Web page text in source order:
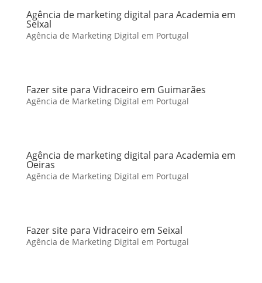
Agência de marketing digital para Academia em
Seixal
Agência de Marketing Digital em Portugal
Fazer site para Vidraceiro em Guimarães
Agência de Marketing Digital em Portugal
Agência de marketing digital para Academia em
Oeiras
Agência de Marketing Digital em Portugal
Fazer site para Vidraceiro em Seixal
Agência de Marketing Digital em Portugal